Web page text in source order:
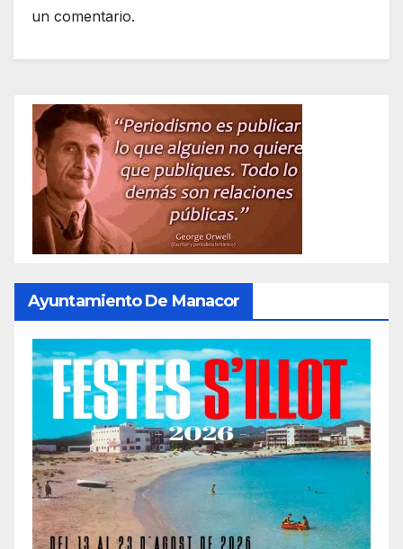
un comentario.
Ayuntamiento De Manacor